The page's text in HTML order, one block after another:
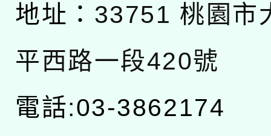
地址： 33751 桃園市
平西路一段420號
電話:03-3862174